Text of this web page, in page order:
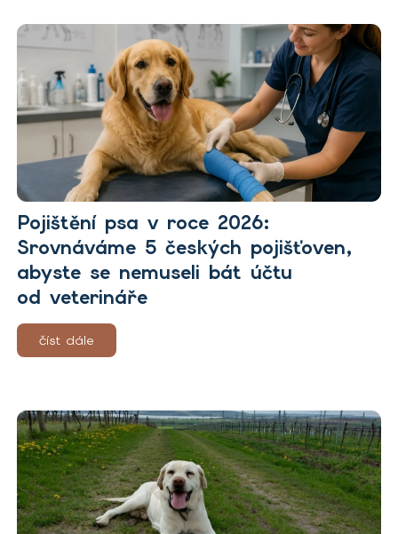
Pojištění psa v roce 2026:
Srovnáváme 5 českých pojišťoven,
abyste se nemuseli bát účtu
od veterináře
číst dále